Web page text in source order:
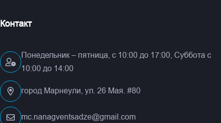
Контакт
Понедельник – пятница, с 10:00 до 17:00, Суббота с
10:00 до 14:00
город Марнеули, ул. 26 Мая. #80
mc.nanagventsadze@gmail.com